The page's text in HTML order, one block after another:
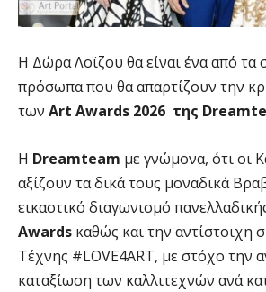
Η Δώρα Λοϊζου θα είναι ένα από τα
πρόσωπα που θα απαρτίζουν την
των Art Awards 2026 της
Η Dreamteam με γνώμονα, ότι οι
αξίζουν τα δικά τους μοναδικά
εικαστικό διαγωνισμό
Awards καθώς και την αντίστοιχη
Τέχνης #LOVE4ART, με στόχο την
καταξίωση των καλλιτεχνών ανά